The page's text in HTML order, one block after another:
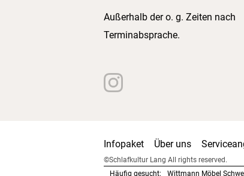
Außerhalb der o. g. Zeiten nach
Terminabsprache.
Infopaket Über uns
©Schlafkultur Lang All rights reserved.
Häufig gesucht: Wittmann Möbel